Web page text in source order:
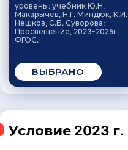
уровень : учебник Ю.Н.
Макарычев, Н.Г. Миндюк, К.И.
Нешков, С.Б. Суворова;
Просвещение, 2023-2025г.
ФГОС.
ВЫБРАНО
Условие 2023 г.